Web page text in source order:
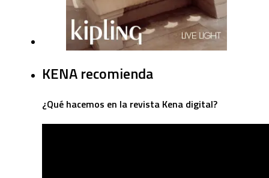
KENA recomienda
¿Qué hacemos en la revista Kena digital?